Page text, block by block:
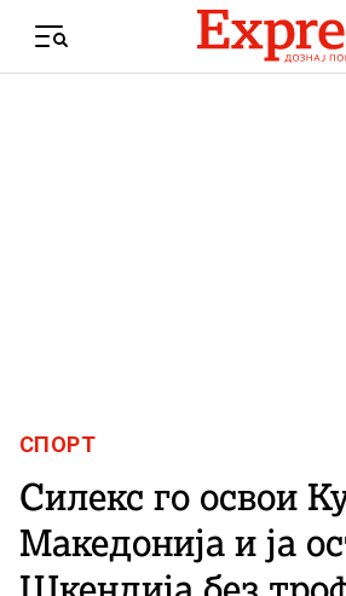
Menu
СПОРТ
Силекс го освои
Македонија и ја